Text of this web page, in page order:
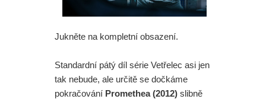
Jukněte na kompletní obsazení.
Standardní pátý díl série Vetřelec asi jen
tak nebude, ale určitě se dočkáme
pokračování Promethea (2012) slibně